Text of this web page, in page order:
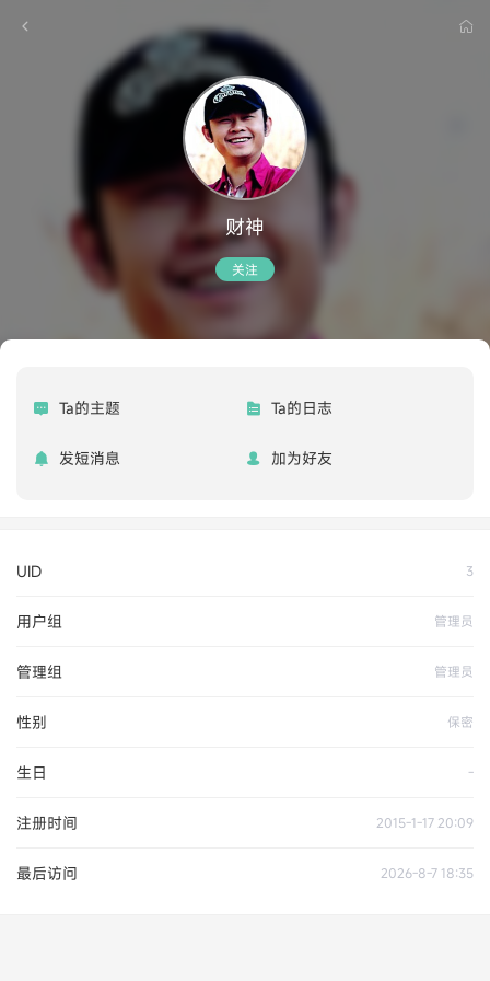
财神
关注
Ta的主题 Ta的日志
发短消息 加为好友
UID 3
用户组 管理员
管理组 管理员
性别 保密
生日 -
注册时间 2015-1-17 20:09
最后访问 2026-8-7 18:35